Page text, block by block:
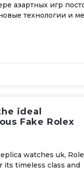
азартных игр
технологии и
ideal
Fake Rolex
watches uk,
its timeless class and